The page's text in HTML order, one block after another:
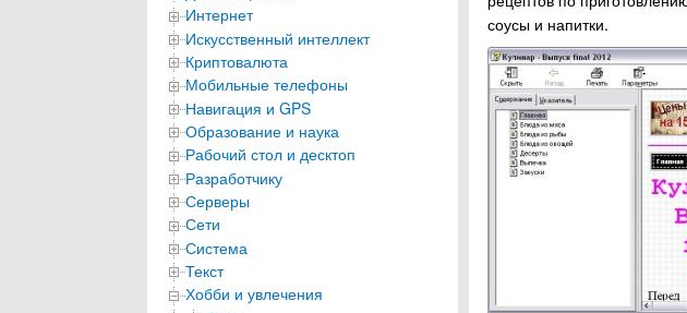
Интернет
Искусственный интеллект
Криптовалюта
Мобильные телефоны
Навигация и GPS
Образование и наука
Рабочий стол и десктоп
Разработчику
Серверы
Сети
Система
Текст
Хобби и увлечения
соусы и напитки.